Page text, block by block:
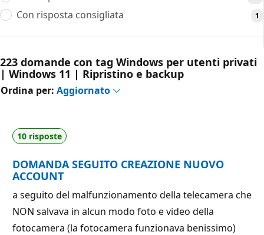
Con risposta consigliata 1
223 domande con tag Windows per utenti privati
| Windows 11 | Ripristino e backup
Ordina per: Aggiornato
10 risposte
DOMANDA SEGUITO CREAZIONE NUOVO
ACCOUNT
a seguito del malfunzionamento della telecamera che
NON salvava in alcun modo foto e video della
fotocamera (la fotocamera funzionava benissimo)